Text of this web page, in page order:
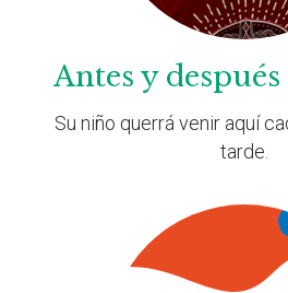
Antes y después
Su niño querrá venir aquí
tarde.